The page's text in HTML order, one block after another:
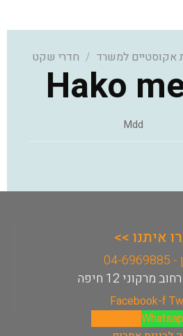
אקוסטיים למשרד / חדרי שקט
Hako
Mdd
איתנו >>
מרקוני 12 חיפה
Facebook-f